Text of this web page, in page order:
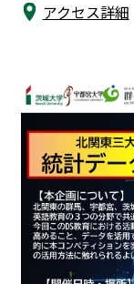
アクセス詳細